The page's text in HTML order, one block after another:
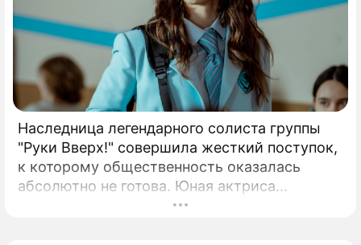
Наследница легендарного солиста группы
"Руки Вверх!" совершила жесткий поступок,
к которому общественность оказалась
абсолютно не готова. Юная актриса
Вероника Жукова, дочь бессменного лидера